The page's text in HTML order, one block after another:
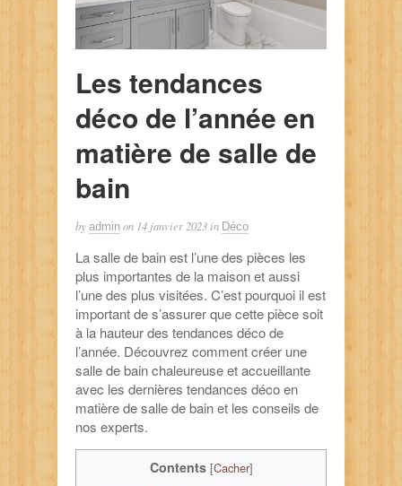
Les tendances
déco de l’année en
matière de salle de
bain
by admin on 14 janvier 2023 in Déco
La salle de bain est l’une des pièces les
plus importantes de la maison et aussi
l’une des plus visitées. C’est pourquoi il est
important de s’assurer que cette pièce soit
à la hauteur des tendances déco de
l’année. Découvrez comment créer une
salle de bain chaleureuse et accueillante
avec les dernières tendances déco en
matière de salle de bain et les conseils de
nos experts.
Contents [Cacher]